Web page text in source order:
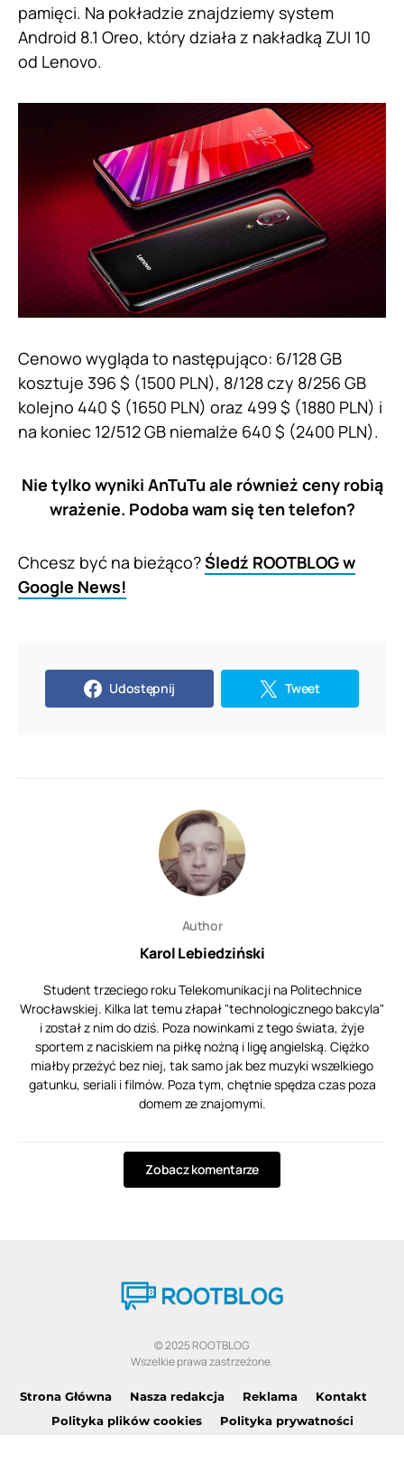
pamięci. Na pokładzie znajdziemy system
Android 8.1 Oreo, który działa z nakładką ZUI 10
od Lenovo.
Cenowo wygląda to następująco: 6/128 GB
kosztuje 396 $ (1500 PLN), 8/128 czy 8/256 GB
kolejno 440 $ (1650 PLN) oraz 499 $ (1880 PLN) i
na koniec 12/512 GB niemalże 640 $ (2400 PLN).
Nie tylko wyniki AnTuTu ale również ceny robią
wrażenie. Podoba wam się ten telefon?
Chcesz być na bieżąco?Śledź ROOTBLOG w
Google News!
Udostępnij Tweet
Author
Karol Lebiedziński
Student trzeciego roku Telekomunikacji na Politechnice
Wrocławskiej. Kilka lat temu złapał "technologicznego bakcyla"
i został z nim do dziś. Poza nowinkami z tego świata, żyje
sportem z naciskiem na piłkę nożną i ligę angielską. Ciężko
miałby przeżyć bez niej, tak samo jak bez muzyki wszelkiego
gatunku, seriali i filmów. Poza tym, chętnie spędza czas poza
domem ze znajomymi.
Zobacz komentarze
© 2025 ROOTBLOG
Wszelkie prawa zastrzeżone.
Strona Główna Nasza redakcja Reklama
Kontakt
Polityka plików cookies
Polityka prywatności